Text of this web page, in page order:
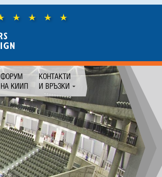
ФОРУМ
НА КИИП
КОНТАКТИ
И ВРЪЗКИ